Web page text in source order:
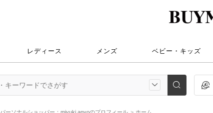
レディース メンズ ベビー・キッズ